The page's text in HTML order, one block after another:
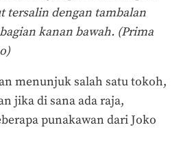
tersalin dengan tambalan
kanan bawah. (Prima
menunjuk salah satu tokoh,
jika di sana ada raja,
punakawan dari Joko